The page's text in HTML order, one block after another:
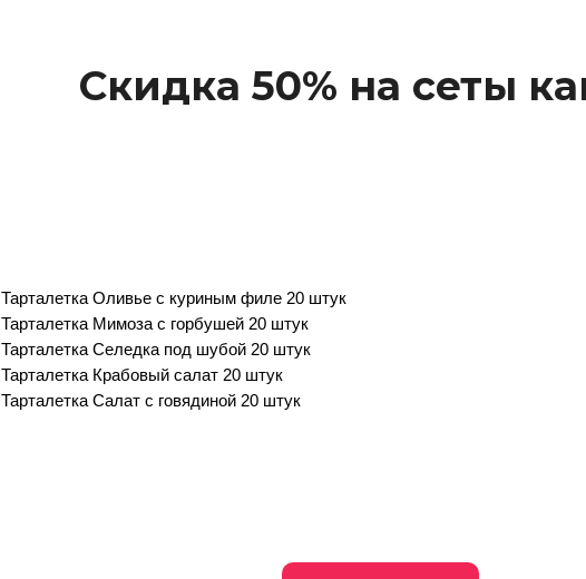
Скидка 50% на сеты канапе
Тарталетка Оливье с куриным филе 20 штук
Тарталетка Мимоза с горбушей 20 штук
Тарталетка Селедка под шубой 20 штук
Тарталетка Крабовый салат 20 штук
Тарталетка Салат с говядиной 20 штук